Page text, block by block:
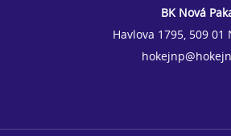
BK Nová
Havlova 1795, 509 01